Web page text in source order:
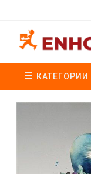
КАТЕГОРИИ